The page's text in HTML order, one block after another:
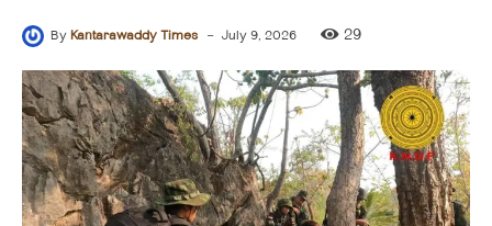
ByKantarawaddy Times - July 9, 2026 29